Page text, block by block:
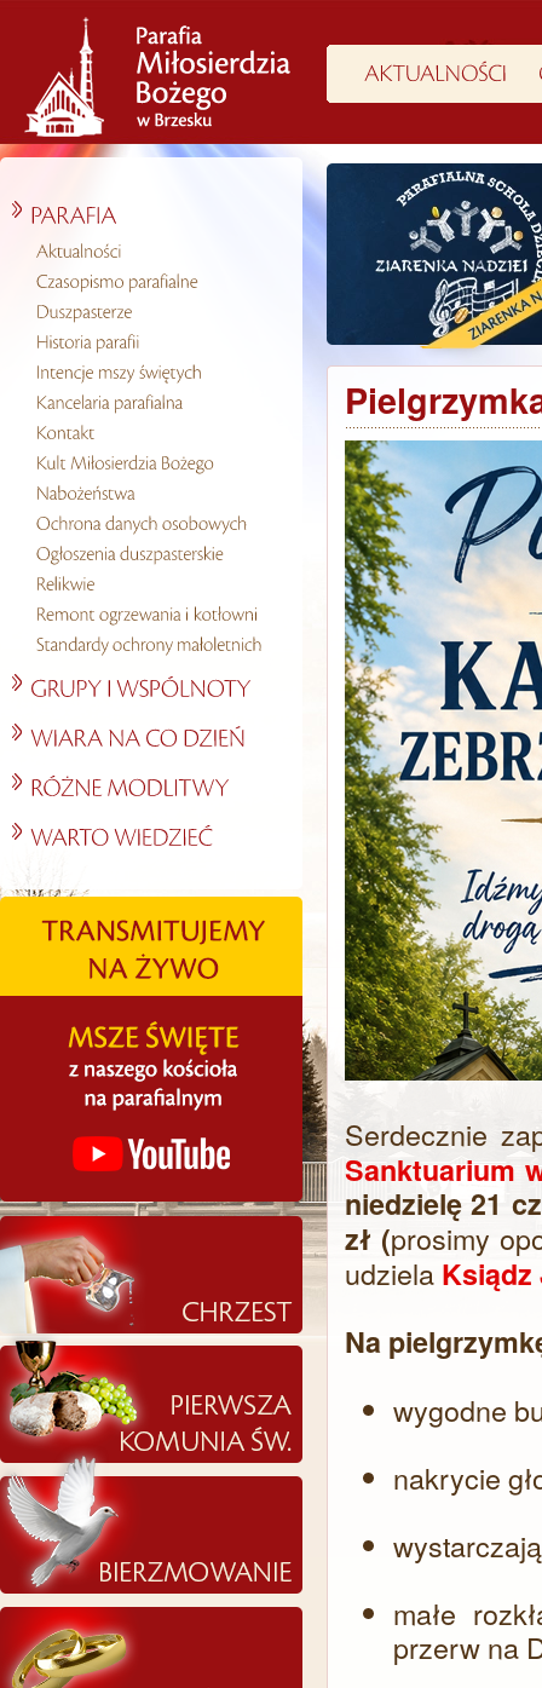
Serdecznie
Sanktuarium
niedzielę 21
zł (prosimy
udziela Ksiądz
Na
wygodne
nakrycie
małe
przerw na